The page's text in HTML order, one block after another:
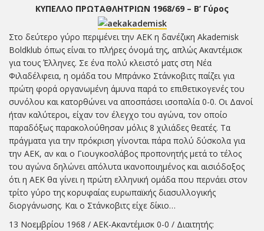
ΚΥΠΕΛΛΟ ΠΡΩΤΑΘΛΗΤΡΙΩΝ 1968/69 – Β’ Γύρος
Στο δεύτερο γύρο περιμένει την ΑΕΚ η δανέζικη Akademisk
Boldklub όπως είναι το πλήρες όνομά της, απλώς Ακαντέμισκ
για τους Έλληνες. Σε ένα πολύ κλειστό ματς στη Νέα
Φιλαδέλφεια, η ομάδα του Μπράνκο Στάνκοβιτς παίζει για
πρώτη φορά οργανωμένη άμυνα παρά το επιθετικογενές του
συνόλου και κατορθώνει να αποσπάσει ισοπαλία 0-0. Οι Δανοί
ήταν καλύτεροι, είχαν τον έλεγχο του αγώνα, τον οποίο
παραδόξως παρακολούθησαν μόλις 8 χιλιάδες θεατές. Τα
πράγματα για την πρόκριση γίνονται πάρα πολύ δύσκολα για
την ΑΕΚ, αν και ο Γιουγκοσλάβος προπονητής μετά το τέλος
του αγώνα δηλώνει απόλυτα ικανοποιημένος και αισιόδοξος
ότι η ΑΕΚ θα γίνει η πρώτη ελληνική ομάδα που περνάει στον
τρίτο γύρο της κορυφαίας ευρωπαϊκής διασυλλογικής
διοργάνωσης. Και ο Στάνκοβιτς είχε δίκιο…
13 Νοεμβρίου 1968 / ΑΕΚ-Ακαντέμισκ 0-0 / Διαιτητής: